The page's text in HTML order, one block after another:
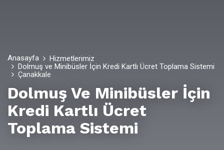
Anasayfa
Hizmetlerimiz
Dolmuş ve Minibüsler İçin Kredi Kartlı Ücret Toplama Sistemi
Çanakkale
Dolmuş Ve Minibüsler İçin
Kredi Kartlı Ücret
Toplama Sistemi